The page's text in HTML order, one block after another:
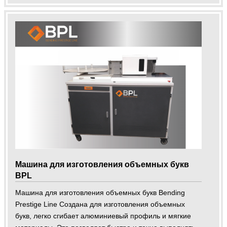
Машина для изготовления объемных букв
BPL
Машина для изготовления объемных букв Bending
Prestige Line Создана для изготовления объемных
букв, легко сгибает алюминиевый профиль и мягкие